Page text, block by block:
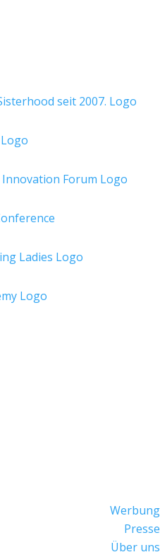
Werbung
Presse
Über uns